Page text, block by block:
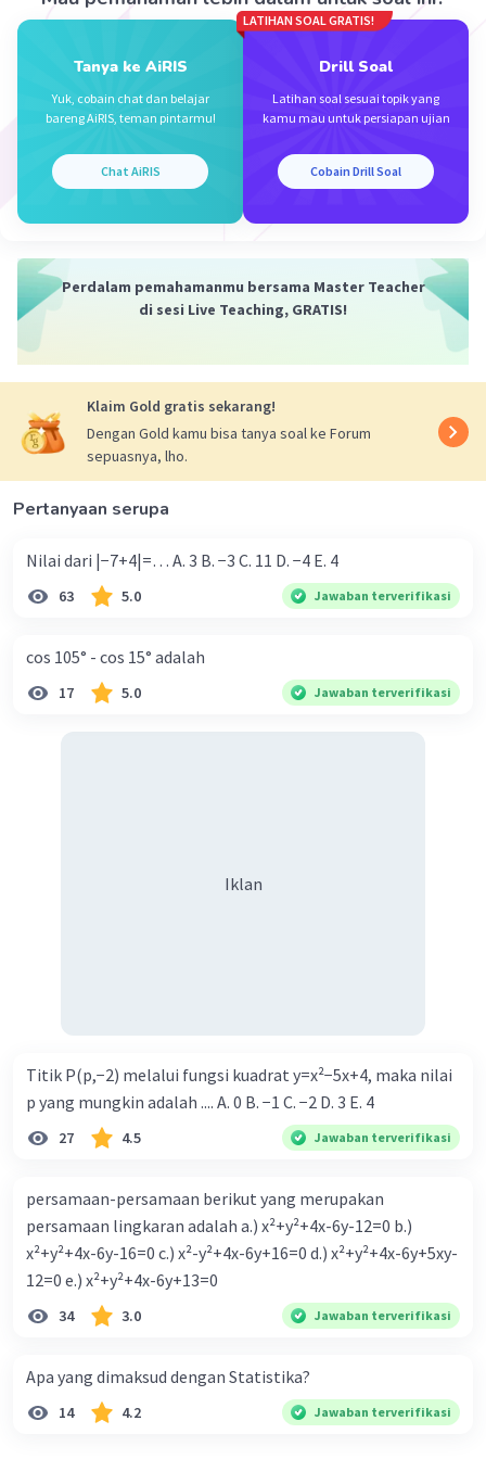
Tanya ke AiRIS
Yuk, cobain chat dan belajar
bareng AiRIS, teman pintarmu!
Chat AiRIS
LATIHAN SOAL GRATIS!
Drill Soal
Latihan soal sesuai topik yang
kamu mau untuk persiapan ujian
Cobain Drill Soal
Perdalam pemahamanmu bersama Master Teacher
di sesi Live Teaching, GRATIS!
Klaim Gold gratis sekarang!
Dengan Gold kamu bisa tanya soal ke Forum
sepuasnya, lho.
Pertanyaan serupa
Nilai dari |−7+4|=… A. 3 B. −3 C. 11 D. −4 E. 4
63 5.0 Jawaban terverifikasi
cos 105° - cos 15° adalah
17 5.0 Jawaban terverifikasi
Iklan
Titik P(p,−2) melalui fungsi kuadrat y=x²−5x+4, maka nilai
p yang mungkin adalah .... A. 0 B. −1 C. −2 D. 3 E. 4
27 4.5 Jawaban terverifikasi
persamaan-persamaan berikut yang merupakan
persamaan lingkaran adalah a.) x²+y²+4x-6y-12=0 b.)
x²+y²+4x-6y-16=0 c.) x²-y²+4x-6y+16=0 d.) x²+y²+4x-6y+5xy-
12=0 e.) x²+y²+4x-6y+13=0
34 3.0 Jawaban terverifikasi
Apa yang dimaksud dengan Statistika?
14 4.2 Jawaban terverifikasi